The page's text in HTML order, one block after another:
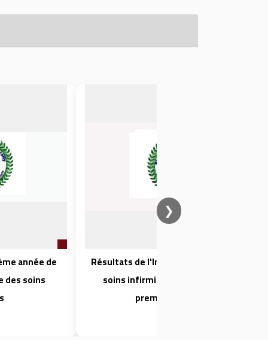
année de
soins
Résultats de l'Institut technique des
soins infirmiers, techniciens de
première année
❯